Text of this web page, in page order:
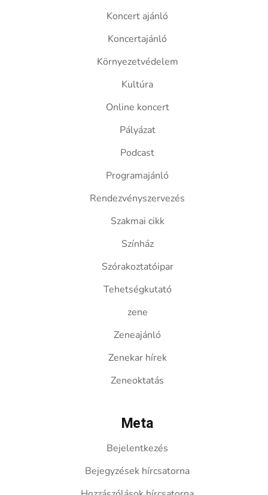
Koncert ajánló
Koncertajánló
Környezetvédelem
Kultúra
Online koncert
Pályázat
Podcast
Programajánló
Rendezvényszervezés
Szakmai cikk
Színház
Szórakoztatóipar
Tehetségkutató
zene
Zeneajánló
Zenekar hírek
Zeneoktatás
Meta
Bejelentkezés
Bejegyzések hírcsatorna